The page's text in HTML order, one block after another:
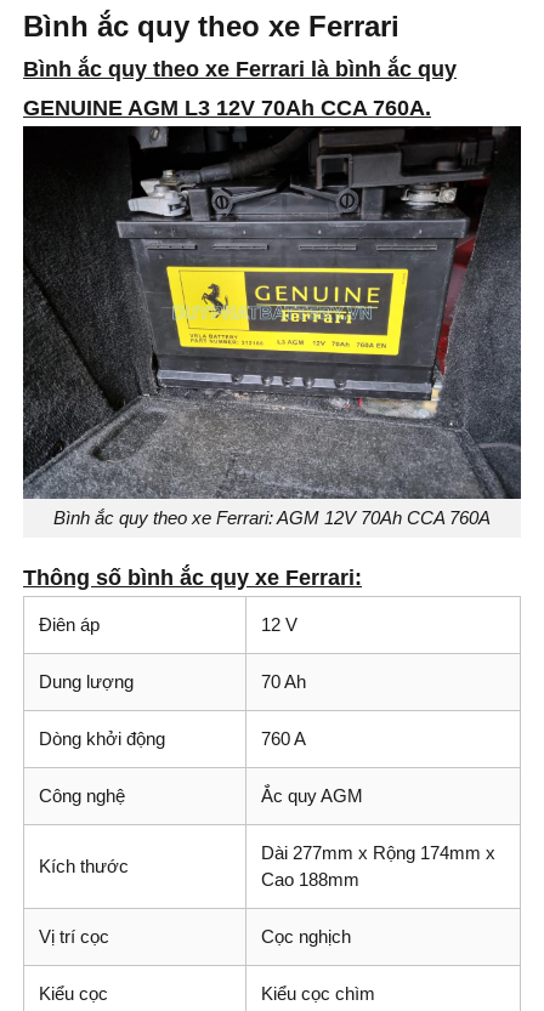
Bình ắc quy theo xe Ferrari
Bình ắc quy theo xe Ferrari là bình ắc quy
GENUINE AGM L3 12V 70Ah CCA 760A.
Bình ắc quy theo xe Ferrari: AGM 12V 70Ah CCA 760A
Thông số bình ắc quy xe Ferrari:
Điên áp 12 V
Dung lượng 70 Ah
Dòng khởi động 760 A
Công nghệ Ắc quy AGM
Kích thước
Dài 277mm x Rộng 174mm x
Cao 188mm
Vị trí cọc Cọc nghịch
Kiểu cọc Kiểu cọc chìm